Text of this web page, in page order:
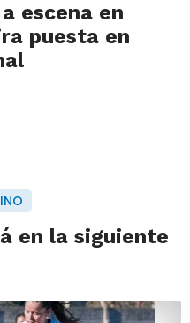
escena en
puesta en
en la siguiente